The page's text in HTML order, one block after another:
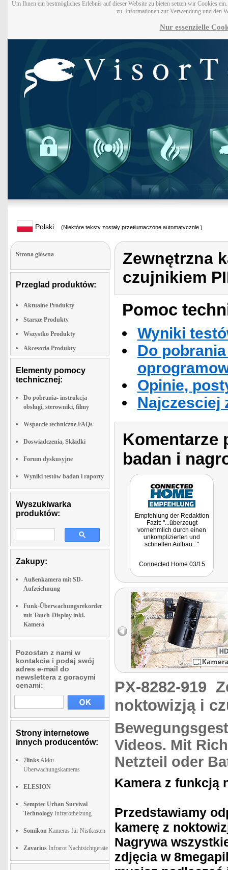
Um Ihnen ein bestmögliches Erlebnis auf dieser Website zu bieten setzen wir Cookies
zu. Informationen zur Verwendung und den
Nur essenzielle
Polski (Niektóre teksty zostały przetłumaczone automatycznie.)
Strona glówna
Przeglad produktów:
Aktualne Produkty
Starsze Produkty
Wszystko Produkty
Akcesoria Produkty
Elementy pomocy
technicznej:
Do pobrania- instrukcja
obslugi, sterowniki, filmy
Wsparcie techniczne FAQs
Doswiadczenia, Składki
Forum dyskusyjne
Wyniki testów badan i raporty
Wyszukiwarka
produktów:
Zakupy:
Außenkamera mit SD-
Aufzeichnung
Funk-Überwachungsrekorder
mit Touch-Display inkl.
Kamera
Pozostan z nami w
kontakcie i podaj swój
adres e-mail do
newslettera z goracymi
cenami:
Strony internetowe
innych producentów:
7linksAkku
Überwachungskameras
ELESION
Semptec Urban Survival
Technology Infrarotheizung
Somikon Kameras für Nistkasten
Zavarius Infrarot Nachtsichtgeräte
Zewnętrzna
czujnikiem
Pomoc
Wyniki
Do
Opinie,
Najczesciej
Komentarze
badan i
Empfehlung der Redaktion
Fazit: "...überzeugt
vornehmlich durch einen
unkomplizierten und
schnellen Aufbau..."
Connected Home 03/15
PX-8282-919
noktowizją i
Videos. Mit
Netzteil oder
Kamera z funkcją
Przedstawiamy
kamerę z
Nagrywa
zdjęcia w